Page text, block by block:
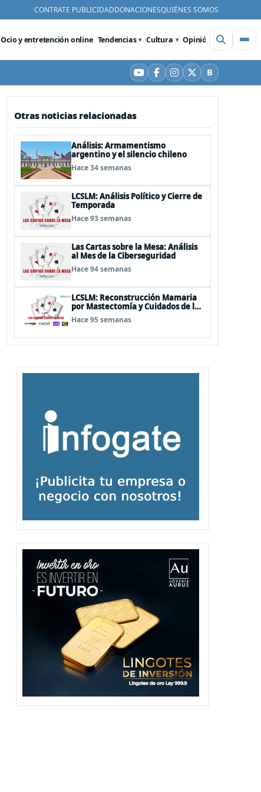
CONTRATE PUBLICIDADDONACIONESQUIÉNES SOMOS
Ocio y entretención online Tendencias Cultura Opinión Videos
YouTube
Facebook
Instagram
X BBluesky
Otras noticias relacionadas
Análisis: Armamentismo
argentino y el silencio chileno
Hace 34 semanas
LCSLM: Análisis Político y Cierre de
Temporada
Hace 93 semanas
Las Cartas sobre la Mesa: Análisis
al Mes de la Ciberseguridad
Hace 94 semanas
LCSLM: Reconstrucción Mamaria
por Mastectomía y Cuidados de la
piel
Hace 95 semanas